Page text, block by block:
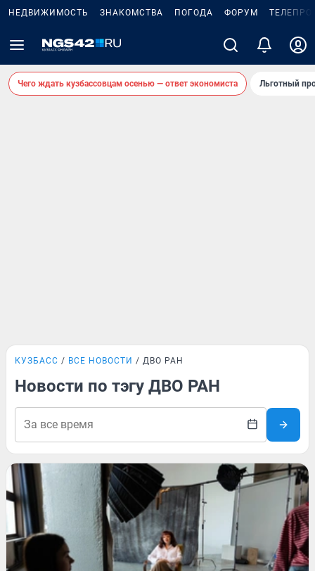
НЕДВИЖИМОСТЬ ЗНАКОМСТВА ПОГОДА ФОРУМ
Чего ждать кузбассовцам осенью — ответ экономиста Льготный
КУЗБАСС ВСЕ НОВОСТИ ДВО РАН
Новости по тэгу ДВО РАН